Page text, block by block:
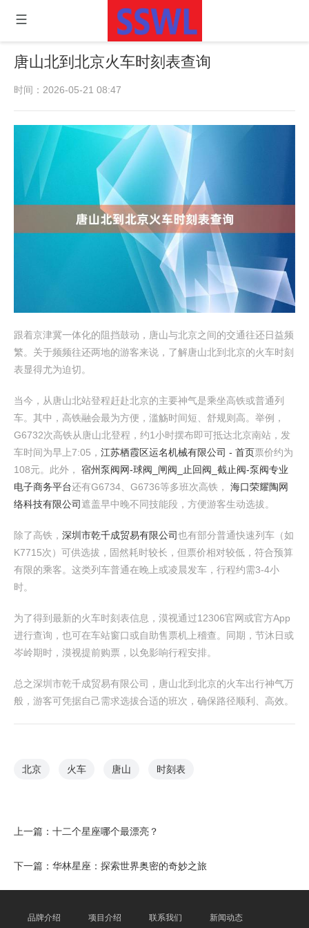
唐山北到北京火车时刻表查询
时间：2026-05-21 08:47
跟着京津冀一体化的阻挡鼓动，唐山与北京之间的交通往还日益频
繁。关于频频往还两地的游客来说，了解唐山北到北京的火车时刻
表显得尤为迫切。
当今，从唐山北站登程赶赴北京的主要神气是乘坐高铁或普通列
车。其中，高铁融会最为方便，滥觞时间短、舒规则高。举例，
G6732次高铁从唐山北登程，约1小时摆布即可抵达北京南站，发
车时间为早上7:05， 江苏栖霞区运名机械有限公司 - 首页票价约为
108元。此外， 宿州泵阀网-球阀_闸阀_止回阀_截止阀-泵阀专业
电子商务平台还有G6734、G6736等多班次高铁， 海口荣耀陶网
络科技有限公司遮盖早中晚不同技能段，方便游客生动选拔。
除了高铁， 深圳市乾千成贸易有限公司也有部分普通快速列车（如
K7715次）可供选拔，固然耗时较长，但票价相对较低，符合预算
有限的乘客。这类列车普通在晚上或凌晨发车，行程约需3-4小
时。
为了得到最新的火车时刻表信息，漠视通过12306官网或官方App
进行查询，也可在车站窗口或自助售票机上稽查。同期，节沐日或
岑岭期时，漠视提前购票，以免影响行程安排。
总之深圳市乾千成贸易有限公司，唐山北到北京的火车出行神气万
般，游客可凭据自己需求选拔合适的班次，确保路径顺利、高效。
北京 火车 唐山 时刻表
上一篇： 十二个星座哪个最漂亮？
下一篇： 华林星座：探索世界奥密的奇妙之旅
品牌介绍 项目介绍 联系我们 新闻动态